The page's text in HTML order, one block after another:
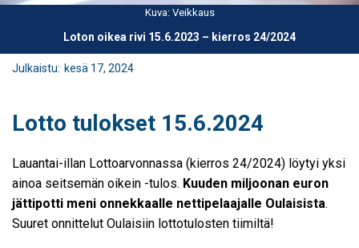
Kuva: Veikkaus
Loton oikea rivi 15.6.2023 – kierros 24/2024
Julkaistu: kesä 17, 2024
Lotto tulokset 15.6.2024
Lauantai-illan Lottoarvonnassa (kierros 24/2024) löytyi yksi
ainoa seitsemän oikein -tulos. Kuuden miljoonan euron
jättipotti meni onnekkaalle nettipelaajalle Oulaisista.
Suuret onnittelut Oulaisiin lottotulosten tiimiltä!